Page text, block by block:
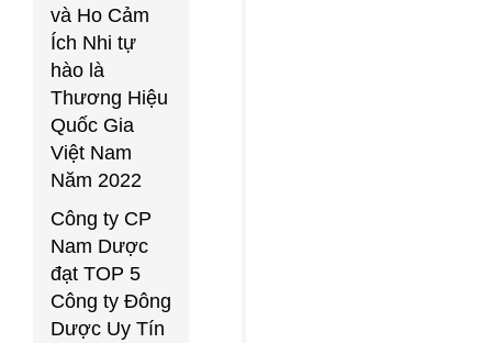
và Ho Cảm
Ích Nhi tự
hào là
Thương Hiệu
Quốc Gia
Việt Nam
Năm 2022
Công ty CP
Nam Dược
đạt TOP 5
Công ty Đông
Dược Uy Tín